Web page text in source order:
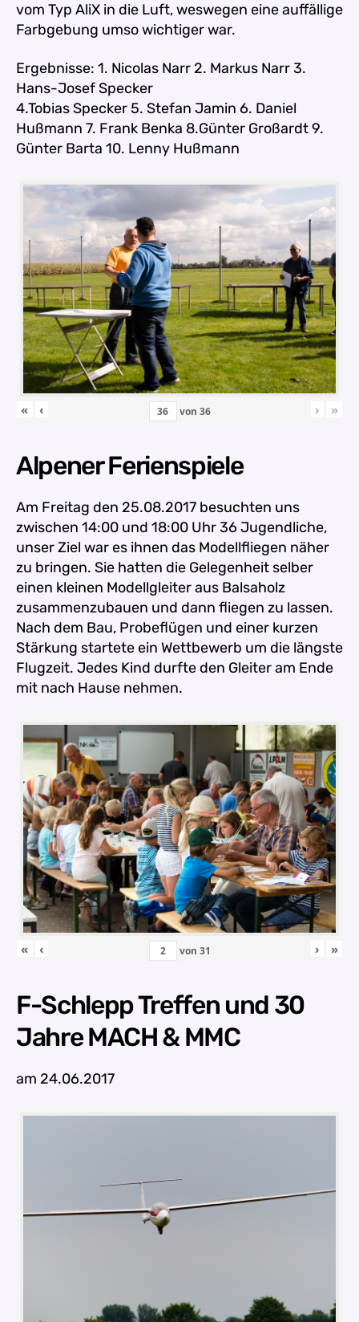
vom Typ AliX in die Luft, weswegen eine auffällige
Farbgebung umso wichtiger war.
Ergebnisse: 1. Nicolas Narr 2. Markus Narr 3.
Hans-Josef Specker
4.Tobias Specker 5. Stefan Jamin 6. Daniel
Hußmann 7. Frank Benka 8.Günter Großardt 9.
Günter Barta 10. Lenny Hußmann
« ‹ von 36 › »
Alpener Ferienspiele
Am Freitag den 25.08.2017 besuchten uns
zwischen 14:00 und 18:00 Uhr 36 Jugendliche,
unser Ziel war es ihnen das Modellfliegen näher
zu bringen. Sie hatten die Gelegenheit selber
einen kleinen Modellgleiter aus Balsaholz
zusammenzubauen und dann fliegen zu lassen.
Nach dem Bau, Probeflügen und einer kurzen
Stärkung startete ein Wettbewerb um die längste
Flugzeit. Jedes Kind durfte den Gleiter am Ende
mit nach Hause nehmen.
« ‹ von 31 › »
F-Schlepp Treffen und 30
Jahre MACH & MMC
am 24.06.2017